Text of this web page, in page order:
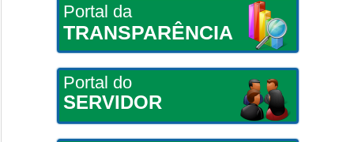
Portal da
TRANSPARÊNCIA
Portal do
SERVIDOR